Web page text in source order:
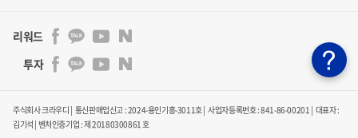
리워드
투자
주식회사 크라우디 | 통신판매업신고 : 2024-용인기흥-3011호 | 사업자등록번호 : 841-86-00201 | 대표자 :
김기석 | 벤처인증기업 : 제 20180300861 호